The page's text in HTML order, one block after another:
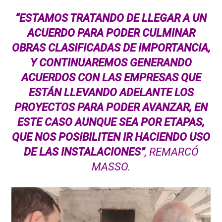
“ESTAMOS TRATANDO DE LLEGAR A UN
ACUERDO PARA PODER CULMINAR
OBRAS CLASIFICADAS DE IMPORTANCIA,
Y CONTINUAREMOS GENERANDO
ACUERDOS CON LAS EMPRESAS QUE
ESTÁN LLEVANDO ADELANTE LOS
PROYECTOS PARA PODER AVANZAR, EN
ESTE CASO AUNQUE SEA POR ETAPAS,
QUE NOS POSIBILITEN IR HACIENDO USO
DE LAS INSTALACIONES”, REMARCÓ
MASSO.